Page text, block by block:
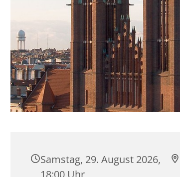
Samstag, 29. August 2026,
18:00 Uhr